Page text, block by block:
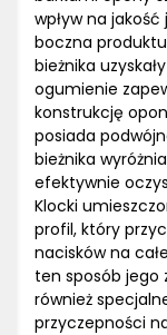
wpływ na
boczna
bieżnika
ogumienie
konstrukcję
posiada
bieżnika
efektywnie
Klocki
profil, który
nacisków na
ten sposób jego
również
przyczepności